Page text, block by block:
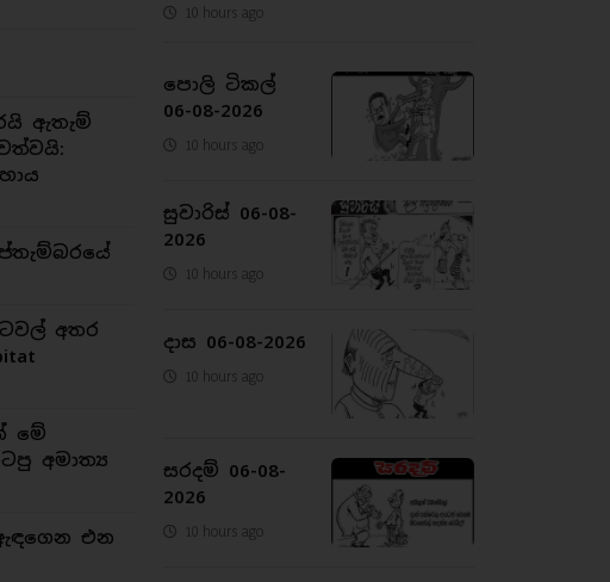
ඇතැම්
අතර
මේ
අමාත්‍ය
එන
10 hours ago
පොලි ටිකල්
06-08-2026
10 hours ago
සුවාරිස් 06-08-
2026
10 hours ago
දාස 06-08-2026
10 hours ago
සරදම් 06-08-
2026
10 hours ago